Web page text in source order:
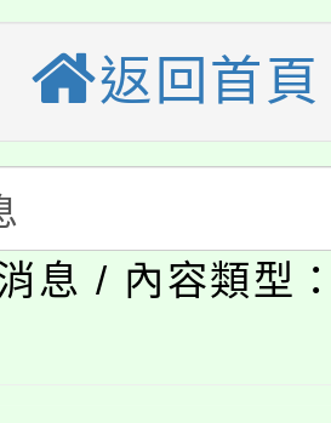
學年度學生
語及新住民語歌
校115學年度第
)教師甄選結果(
115學年度第
)教師甄選結果(
文化大學推廣
》溝通分析基
活教案入校路
返回首頁
息 / 內容類型